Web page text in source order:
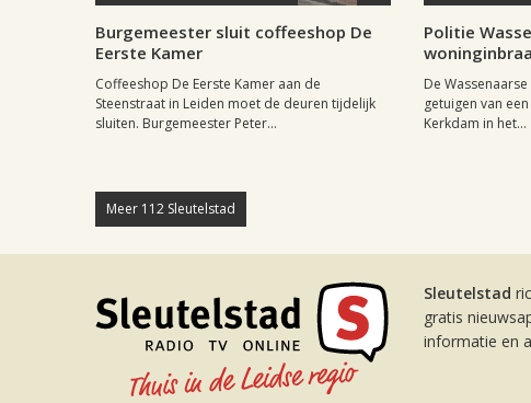
Burgemeester sluit coffeeshop De
Eerste Kamer
Coffeeshop De Eerste Kamer aan de
Steenstraat in Leiden moet de deuren tijdelijk
sluiten. Burgemeester Peter...
Politie
De
getuigen van
Kerkdam in het...
Meer 112 Sleutelstad
Sleutelstad
gratis
informatie en